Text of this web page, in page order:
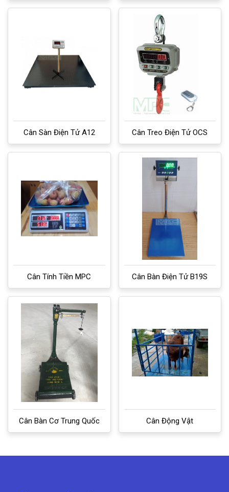
Cân Sàn Điện Tử A12 Cân Treo Điện Tử OCS
Cân Tính Tiền MPC Cân Bàn Điện Tử B19S
Cân Bàn Cơ Trung Quốc Cân Động Vật